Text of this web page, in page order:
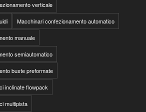
verticale
Macchinari confezionamento automatico
manuale
semiautomatico
buste preformate
inclinate flowpack
multipista